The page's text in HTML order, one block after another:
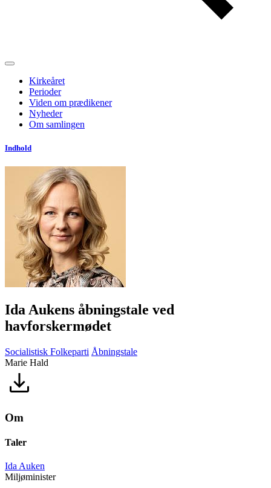
Kirkeåret
Perioder
Viden om prædikener
Nyheder
Om samlingen
Indhold
Ida Aukens åbningstale ved
havforskermødet
Socialistisk Folkeparti Åbningstale
Marie Hald
Om
Taler
Ida Auken
Miljøminister